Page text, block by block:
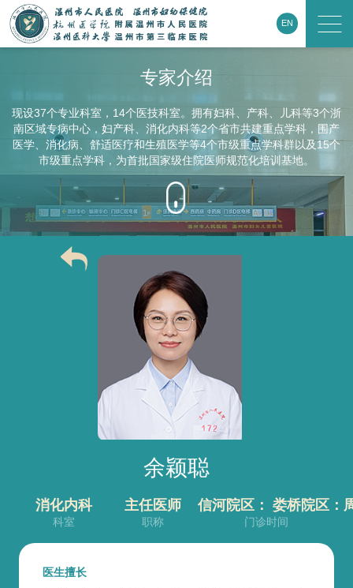
EN
专家介绍
现设37个专业科室，14个医技科室。拥有妇科、产科、儿科等3个浙
南区域专病中心，妇产科、消化内科等2个省市共建重点学科，围产
医学、消化病、舒适医疗和生殖医学等4个市级重点学科群以及15个
市级重点学科，为首批国家级住院医师规范化培训基地。
余颖聪
消化内科
科室
主任医师
职称
信河院区： 娄桥院区：
门诊时间
医生擅长